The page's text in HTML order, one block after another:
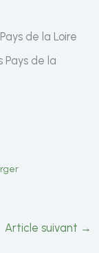
de la Loire
Pays de la
Article suivant →